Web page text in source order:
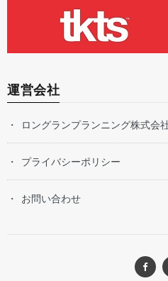
運営会社
ロングランプランニング株式会
プライバシーポリシー
お問い合わせ